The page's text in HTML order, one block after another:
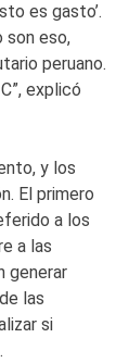
es gasto’.
son eso,
peruano.
explicó
y los
El primero
a los
a las
generar
las
si